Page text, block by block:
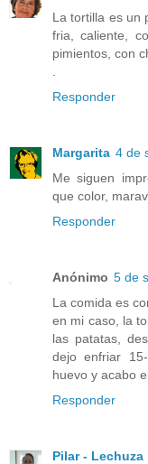
La tortilla es un
fria, caliente,
pimientos, con
Responder
Margarita 4 de
Me siguen
que color,
Responder
Anónimo 5 de
La comida es
en mi caso, la
las patatas,
dejo enfriar
huevo y acabo
Responder
Pilar - Lechuza